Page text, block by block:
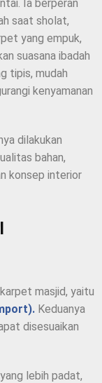
Ia berperan
saat sholat,
yang empuk,
suasana ibadah
tipis, mudah
kenyamanan
dilakukan
bahan,
konsep interior
masjid, yaitu
Keduanya
disesuaikan
lebih padat,